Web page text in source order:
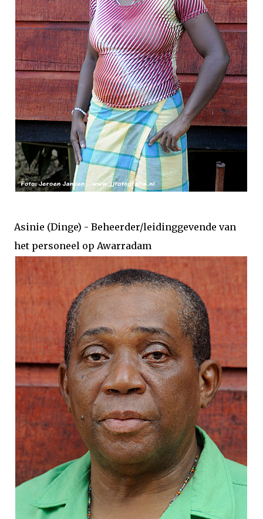
Asinie (Dinge) - Beheerder/leidinggevende van
het personeel op Awarradam